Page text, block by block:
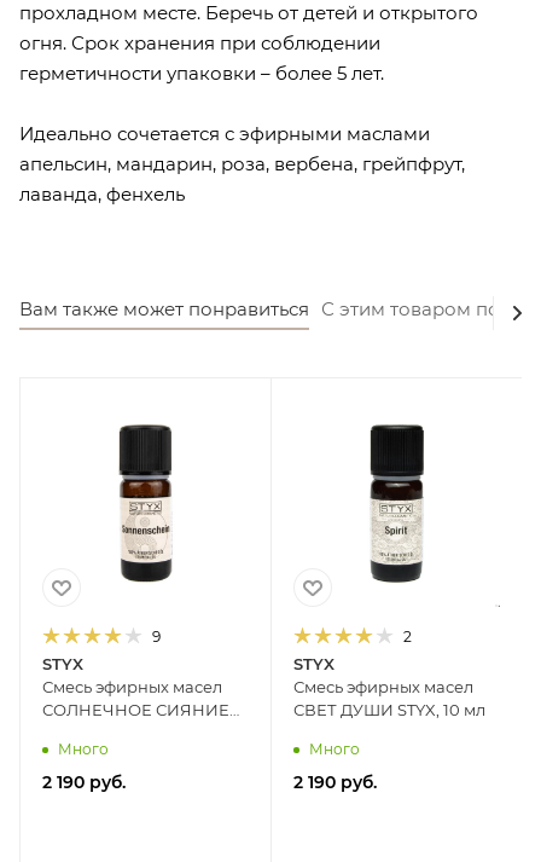
прохладном месте. Беречь от детей и открытого
огня. Срок хранения при соблюдении
герметичности упаковки – более 5 лет.
Идеально сочетается с эфирными маслами
апельсин, мандарин, роза, вербена, грейпфрут,
лаванда, фенхель
Вам также может понравиться С этим товаром
9
STYX
Смесь эфирных масел
СОЛНЕЧНОЕ СИЯНИЕ
Много
2 190 руб.
2
STYX
Смесь эфирных масел
СВЕТ ДУШИ STYX, 10 мл
Много
2 190 руб.